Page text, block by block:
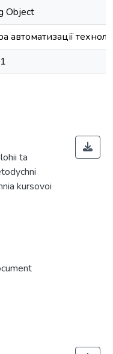
Object
автоматизації
ta
kursovoi